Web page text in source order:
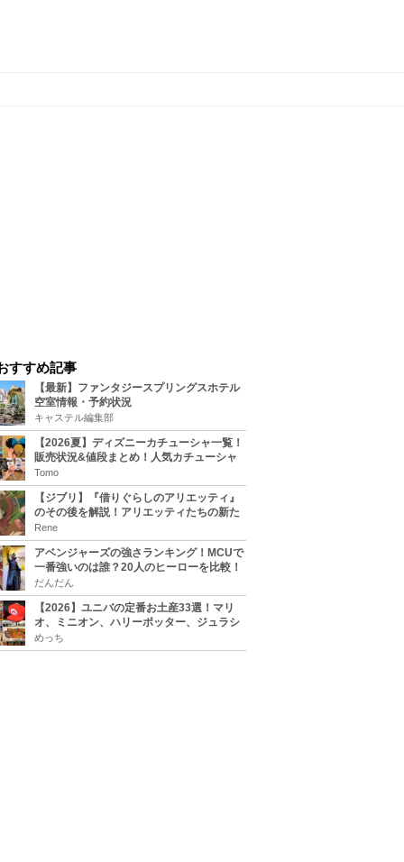
すすめ記事
【最新】ファンタジースプリングスホテル
空室情報・予約状況
キャステル編集部
【2026夏】ディズニーカチューシャ一覧！
販売状況&値段まとめ！人気カチューシャ
をチェック
Tomo
【ジブリ】『借りぐらしのアリエッティ』
のその後を解説！アリエッティたちの新た
な住処は？翔の病気は治る？
Rene
アベンジャーズの強さランキング！MCUで
一番強いのは誰？20人のヒーローを比較！
だんだん
【2026】ユニバの定番お土産33選！マリ
オ、ミニオン、ハリーポッター、ジュラシ
ックパーク、セサミ、SINGなどのグッズ情
報
めっち